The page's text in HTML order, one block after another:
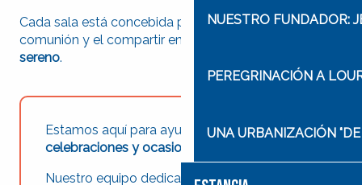
NUESTRO FUNDADOR:
PEREGRINACIÓN A
UNA URBANIZACIÓN
Cada sala está concebida para favorecer la oración, la
comunión y el compartir en
sereno.
Estamos aquí para ayudarle apreparar sus
celebraciones y ocasiones festivas
Nuestro equipo dedicado al culto y a los